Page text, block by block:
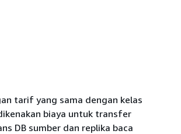
tarif yang sama dengan kelas
biaya untuk transfer
DB sumber dan replika baca